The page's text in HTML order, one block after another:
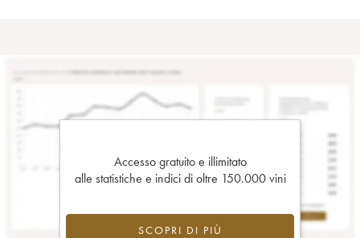
Accesso gratuito e illimitato
alle statistiche e indici di oltre 150.000 vini
SCOPRI DI PIÙ